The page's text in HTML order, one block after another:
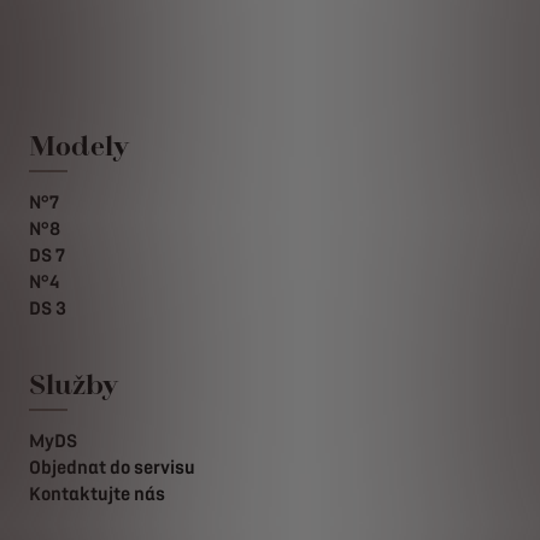
Modely
N°7
N°8
DS 7
N°4
DS 3
Služby
MyDS
Objednat do servisu
Kontaktujte nás